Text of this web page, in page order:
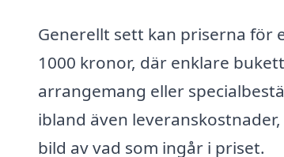
Generellt sett kan priserna för
1000 kronor, där enklare
arrangemang eller
ibland även
bild av vad som ingår i priset.